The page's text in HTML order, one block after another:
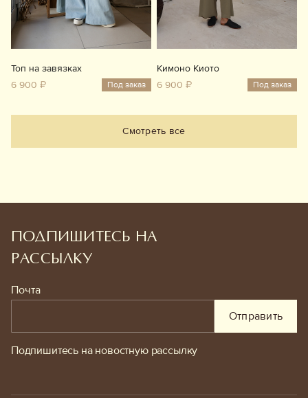
Топ на завязках
6 900 ₽
Под заказ
Кимоно Киото
6 900 ₽
Под заказ
Смотреть все
ПОДПИШИТЕСЬ НА
РАССЫЛКУ
Почта
Отправить
Подпишитесь на новостную рассылку